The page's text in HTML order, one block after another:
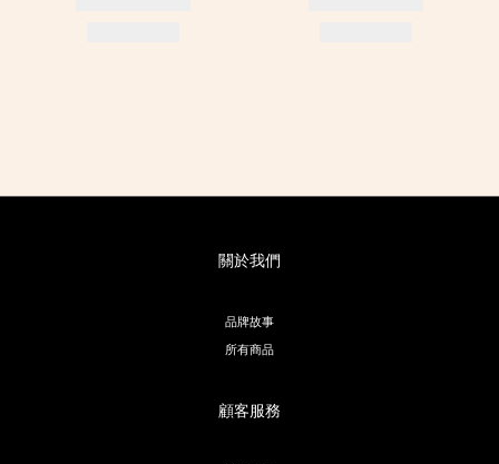
關於我們
品牌故事
所有商品
顧客服務